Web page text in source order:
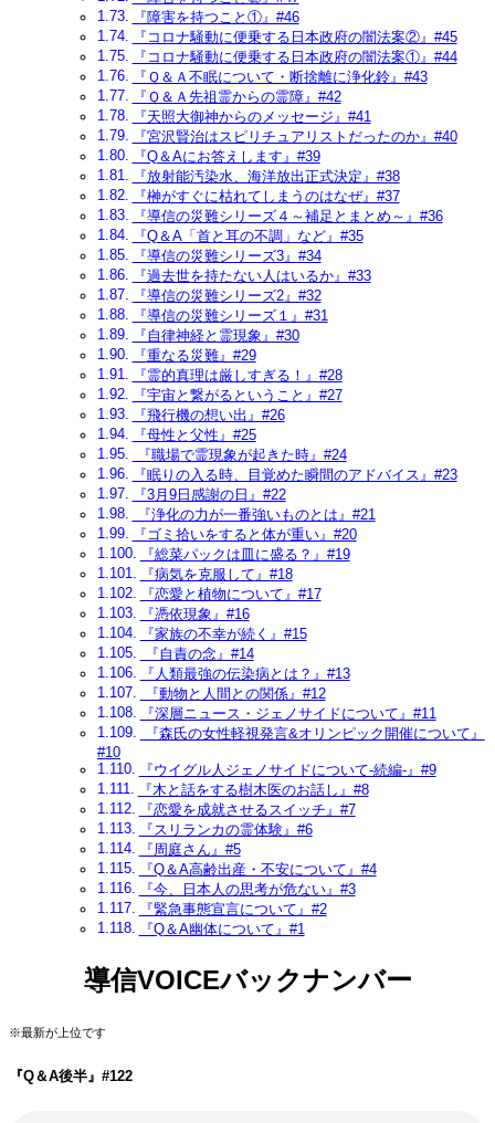
『障害を持つこと①』#46
『コロナ騒動に便乗する日本政府の闇法案②』#45
『コロナ騒動に便乗する日本政府の闇法案①』#44
『Ｑ＆Ａ不眠について・断捨離に浄化鈴』#43
『Ｑ＆Ａ先祖霊からの霊障』#42
『天照大御神からのメッセージ』#41
『宮沢賢治はスピリチュアリストだったのか』#40
『Q＆Aにお答えします』#39
『放射能汚染水、海洋放出正式決定』#38
『榊がすぐに枯れてしまうのはなぜ』#37
『導信の災難シリーズ４～補足とまとめ～』#36
『Q＆A「首と耳の不調」など』#35
『導信の災難シリーズ3』#34
『過去世を持たない人はいるか』#33
『導信の災難シリーズ2』#32
『導信の災難シリーズ１』#31
『自律神経と霊現象』#30
『重なる災難』#29
『霊的真理は厳しすぎる！』#28
『宇宙と繋がるということ』#27
『飛行機の想い出』#26
『母性と父性』#25
『職場で霊現象が起きた時』#24
『眠りの入る時、目覚めた瞬間のアドバイス』#23
『3月9日感謝の日』#22
『浄化の力が一番強いものとは』#21
『ゴミ拾いをすると体が重い』#20
『総菜パックは皿に盛る？』#19
『病気を克服して』#18
『恋愛と植物について』#17
『憑依現象』#16
『家族の不幸が続く』#15
『自責の念』#14
『人類最強の伝染病とは？』#13
『動物と人間との関係』#12
『深層ニュース・ジェノサイドについて』#11
『森氏の女性軽視発言&オリンピック開催について』
#10
『ウイグル人ジェノサイドについて-続編-』#9
『木と話をする樹木医のお話し』#8
『恋愛を成就させるスイッチ』#7
『スリランカの霊体験』#6
『周庭さん』#5
『Q＆A高齢出産・不安について』#4
『今、日本人の思考が危ない』#3
『緊急事態宣言について』#2
『Q＆A幽体について』#1
導信VOICEバックナンバー
※最新が上位です
『Q＆A後半』 #122